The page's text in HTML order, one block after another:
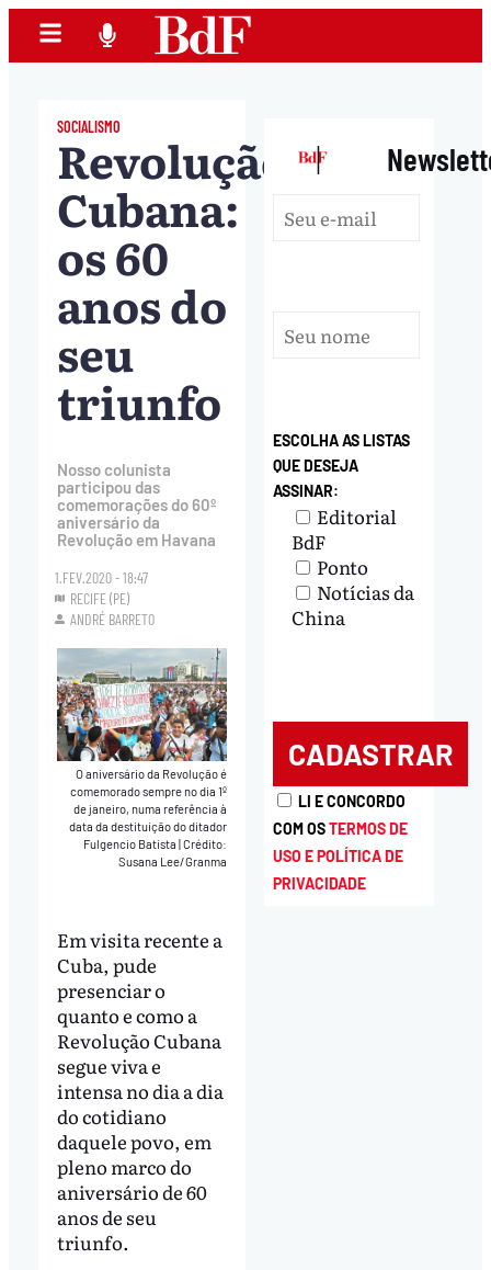
SOCIALISMO
Revolução
Cubana:
os 60
anos do
seu
triunfo
Nosso colunista
participou das
comemorações do 60º
aniversário da
Revolução em Havana
1.FEV.2020 - 18:47
RECIFE (PE)
ANDRÉ BARRETO
O aniversário da Revolução é
comemorado sempre no dia 1º
de janeiro, numa referência à
data da destituição do ditador
Fulgencio Batista|Crédito:
Susana Lee/Granma
Em visita recente a
Cuba, pude
presenciar o
quanto e como a
Revolução Cubana
segue viva e
intensa no dia a dia
do cotidiano
daquele povo, em
pleno marco do
aniversário de 60
anos de seu
triunfo.
|
ESCOLHA AS LISTAS
QUE DESEJA
ASSINAR:
Editorial
BdF
Ponto
Notícias da
China
LI E CONCORDO
COM OSTERMOS DE
USO E POLÍTICA DE
PRIVACIDADE